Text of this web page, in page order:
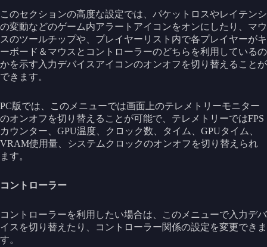
このセクションの高度な設定では、パケットロスやレイテンシ
の変動などのゲーム内アラートアイコンをオンにしたり、マウ
スのツールチップや、プレイヤーリスト内で各プレイヤーがキ
ーボード＆マウスとコントローラーのどちらを利用しているの
かを示す入力デバイスアイコンのオンオフを切り替えることが
できます。
PC版では、このメニューでは画面上のテレメトリーモニター
のオンオフを切り替えることが可能で、テレメトリーではFPS
カウンター、GPU温度、クロック数、タイム、GPUタイム、
VRAM使用量、システムクロックのオンオフを切り替えられ
ます。
コントローラー
コントローラーを利用したい場合は、このメニューで入力デバ
イスを切り替えたり、コントローラー関係の設定を変更できま
す。